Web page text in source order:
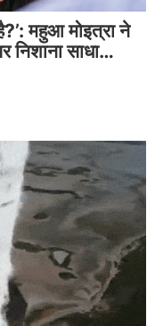
महुआ मोइत्रा ने
निशाना साधा…